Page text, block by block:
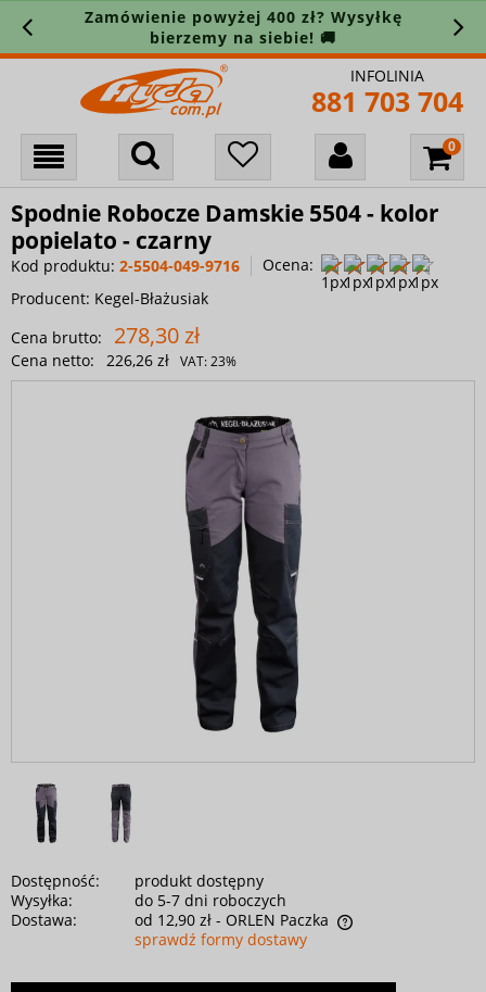
Zamówienie powyżej 400 zł? Wysyłkę
bierzemy na siebie! 🚚
INFOLINIA
881 703 704
Spodnie Robocze Damskie 5504 - kolor
popielato - czarny
Kod produktu: 2-5504-049-9716
Ocena:
Producent: Kegel-Błażusiak
Cena brutto:
278,30 zł
Cena netto: 226,26 zł VAT:23%
Dostępność:
produkt dostępny
Wysyłka:
do 5-7 dni roboczych
Dostawa:
od 12,90 zł - ORLEN Paczka
sprawdź formy dostawy